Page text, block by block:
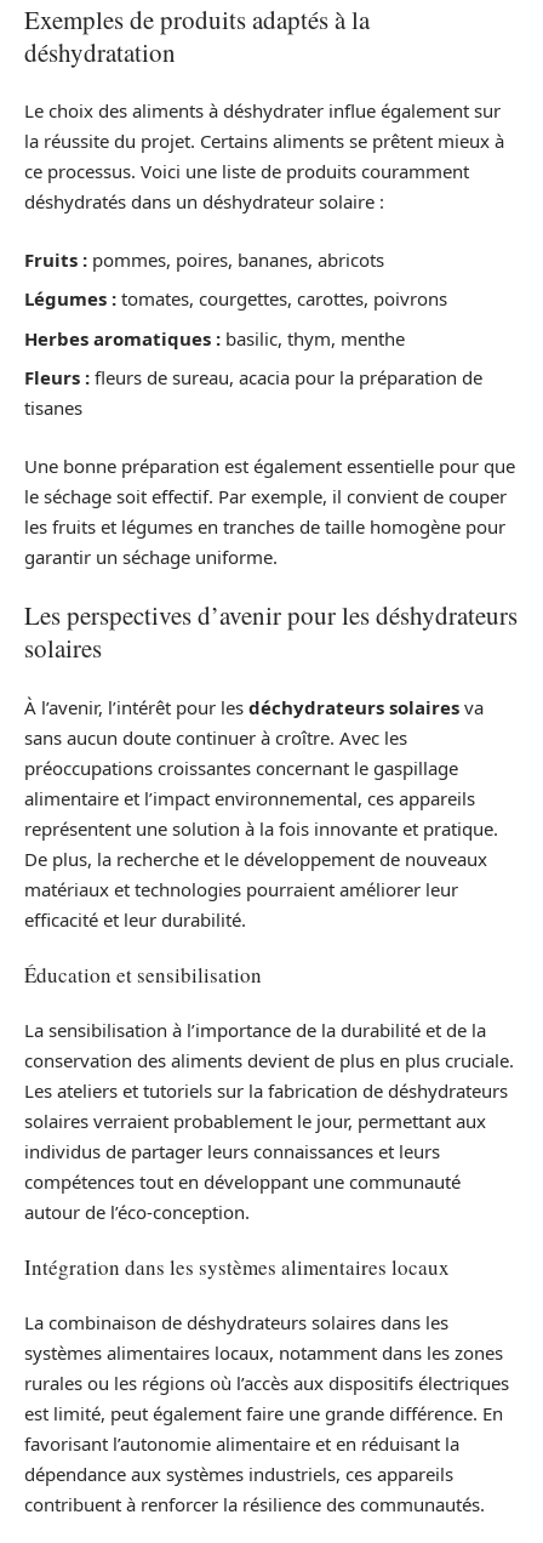
Exemples de produits adaptés à la
déshydratation
Le choix des aliments à déshydrater influe également sur
la réussite du projet. Certains aliments se prêtent mieux à
ce processus. Voici une liste de produits couramment
déshydratés dans un déshydrateur solaire :
Fruits : pommes, poires, bananes, abricots
Légumes : tomates, courgettes, carottes, poivrons
Herbes aromatiques : basilic, thym, menthe
Fleurs : fleurs de sureau, acacia pour la préparation de
tisanes
Une bonne préparation est également essentielle pour que
le séchage soit effectif. Par exemple, il convient de couper
les fruits et légumes en tranches de taille homogène pour
garantir un séchage uniforme.
Les perspectives d’avenir pour les déshydrateurs
solaires
À l’avenir, l’intérêt pour les déchydrateurs solaires va
sans aucun doute continuer à croître. Avec les
préoccupations croissantes concernant le gaspillage
alimentaire et l’impact environnemental, ces appareils
représentent une solution à la fois innovante et pratique.
De plus, la recherche et le développement de nouveaux
matériaux et technologies pourraient améliorer leur
efficacité et leur durabilité.
Éducation et sensibilisation
La sensibilisation à l’importance de la durabilité et de la
conservation des aliments devient de plus en plus cruciale.
Les ateliers et tutoriels sur la fabrication de déshydrateurs
solaires verraient probablement le jour, permettant aux
individus de partager leurs connaissances et leurs
compétences tout en développant une communauté
autour de l’éco-conception.
Intégration dans les systèmes alimentaires locaux
La combinaison de déshydrateurs solaires dans les
systèmes alimentaires locaux, notamment dans les zones
rurales ou les régions où l’accès aux dispositifs électriques
est limité, peut également faire une grande différence. En
favorisant l’autonomie alimentaire et en réduisant la
dépendance aux systèmes industriels, ces appareils
contribuent à renforcer la résilience des communautés.